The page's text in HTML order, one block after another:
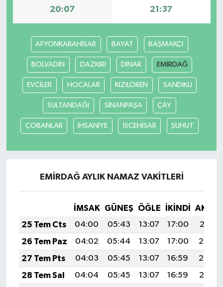
20:07 21:37
AFYONKARAHİSAR BAYAT BAŞMAKÇI
BOLVADİN DAZKIRI DİNAR EMİRDAĞ
EVCİLER HOCALAR KIZILÖREN SANDIKLI
SULTANDAĞI SİNANPAŞA ÇAY
ÇOBANLAR İHSANİYE İSCEHİSAR ŞUHUT
EMİRDAĞ AYLIK NAMAZ VAKITLERI
İMSAK GÜNEŞ ÖĞLE İKINDI
25 Tem Cts
04:00 05:43 13:07 17:00
20:21
26 Tem Paz
04:02 05:44 13:07 17:00
20:20
27 Tem Pts
04:03 05:45 13:07 16:59
20:20
28 Tem Sal
04:04 05:45 13:07 16:59
20:19